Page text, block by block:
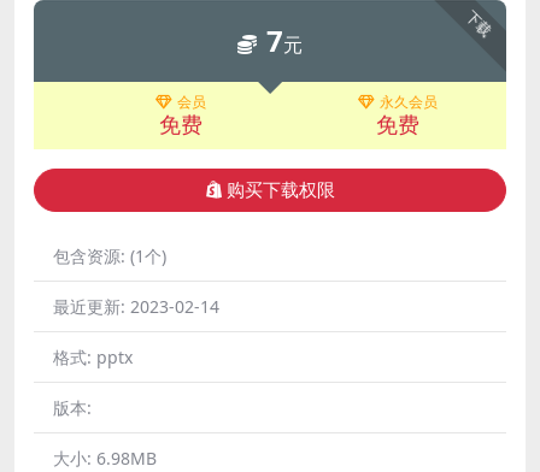
下载
7元
会员
免费
永久会员
免费
购买下载权限
包含资源: (1个)
最近更新: 2023-02-14
格式: pptx
版本:
大小: 6.98MB